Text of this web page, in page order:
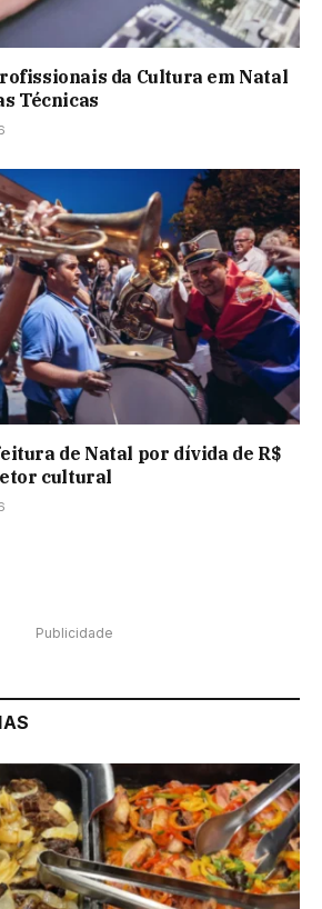
da Cultura em Natal
Técnicas
de Natal por dívida de R$
cultural
Publicidade